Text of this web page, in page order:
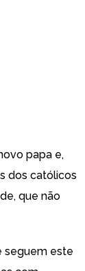
papa e,
dos católicos
que não
seguem este